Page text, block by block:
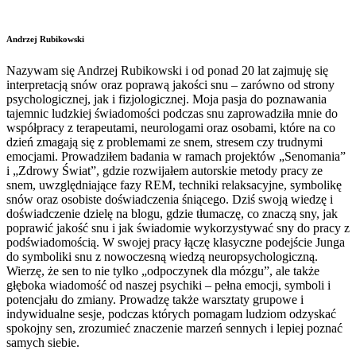
Andrzej Rubikowski
Nazywam się Andrzej Rubikowski i od ponad 20 lat zajmuję się
interpretacją snów oraz poprawą jakości snu – zarówno od strony
psychologicznej, jak i fizjologicznej. Moja pasja do poznawania
tajemnic ludzkiej świadomości podczas snu zaprowadziła mnie do
współpracy z terapeutami, neurologami oraz osobami, które na co
dzień zmagają się z problemami ze snem, stresem czy trudnymi
emocjami. Prowadziłem badania w ramach projektów „Senomania”
i „Zdrowy Świat”, gdzie rozwijałem autorskie metody pracy ze
snem, uwzględniające fazy REM, techniki relaksacyjne, symbolikę
snów oraz osobiste doświadczenia śniącego. Dziś swoją wiedzę i
doświadczenie dzielę na blogu, gdzie tłumaczę, co znaczą sny, jak
poprawić jakość snu i jak świadomie wykorzystywać sny do pracy z
podświadomością. W swojej pracy łączę klasyczne podejście Junga
do symboliki snu z nowoczesną wiedzą neuropsychologiczną.
Wierzę, że sen to nie tylko „odpoczynek dla mózgu”, ale także
głęboka wiadomość od naszej psychiki – pełna emocji, symboli i
potencjału do zmiany. Prowadzę także warsztaty grupowe i
indywidualne sesje, podczas których pomagam ludziom odzyskać
spokojny sen, zrozumieć znaczenie marzeń sennych i lepiej poznać
samych siebie.